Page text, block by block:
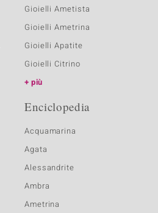
Gioielli Ametista
Gioielli Ametrina
Gioielli Apatite
Gioielli Citrino
più
Enciclopedia
Acquamarina
Agata
Alessandrite
Ambra
Ametrina